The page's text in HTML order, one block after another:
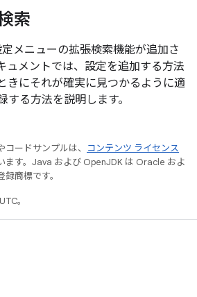
索
メニューの拡張検索機能が追加さ
ュメントでは、設定を追加する方法
きにそれが確実に見つかるように適
る方法を説明します。
ードサンプルは、
コンテンツ ライセンス
ます。Java および OpenJDK は Oracle およ
商標です。
。